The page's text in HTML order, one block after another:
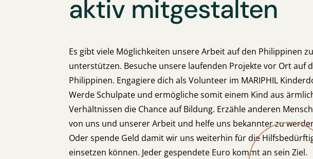
aktiv mitgestalten
Es gibt viele Möglichkeiten unsere Arbeit auf den Philippinen zu
unterstützen. Besuche unsere laufenden Projekte vor Ort auf
Philippinen. Engagiere dich als Volunteer im MARIPHIL
Werde Schulpate und ermögliche somit einem Kind aus
Verhältnissen die Chance auf Bildung. Erzähle anderen
von uns und unserer Arbeit und helfe uns bekannter zu
Oder spende Geld damit wir uns weiterhin für die
einsetzen können. Jeder gespendete Euro kommt an sein Ziel.